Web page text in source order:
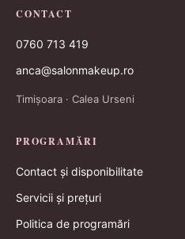
CONTACT
0760 713 419
anca@salonmakeup.ro
Timișoara · Calea Urseni
PROGRAMĂRI
Contact și disponibilitate
Servicii și prețuri
Politica de programări